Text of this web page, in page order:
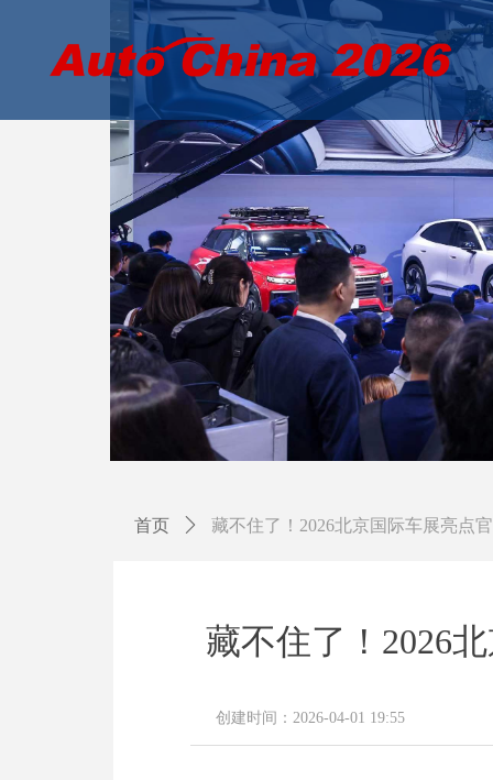
藏不住了！2026
创建时间： 2026-04-01 19:55
首页 ꄲ 藏不住了！2026北京国际车展亮点